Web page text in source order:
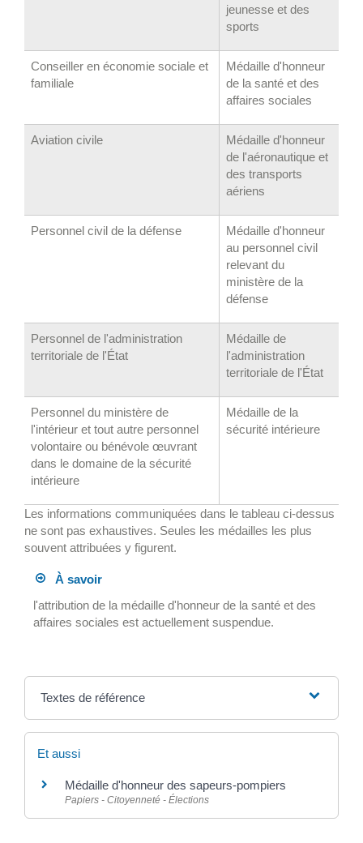
jeunesse et des
sports
Conseiller en économie sociale et
familiale
Médaille d'honneur
de la santé et des
affaires sociales
Aviation civile
Médaille d'honneur
de l'aéronautique et
des transports
aériens
Personnel civil de la défense
Médaille d'honneur
au personnel civil
relevant du
ministère de la
défense
Personnel de l'administration
territoriale de l'État
Médaille de
l'administration
territoriale de l'État
Personnel du ministère de
l'intérieur et tout autre personnel
volontaire ou bénévole œuvrant
dans le domaine de la sécurité
intérieure
Médaille de la
sécurité intérieure
Les informations communiquées dans le tableau ci-dessus
ne sont pas exhaustives. Seules les médailles les plus
souvent attribuées y figurent.
À savoir
l'attribution de la médaille d'honneur de la santé et des
affaires sociales est actuellement suspendue.
Textes de référence
Et aussi
Médaille d'honneur des sapeurs-pompiers
Papiers - Citoyenneté - Élections